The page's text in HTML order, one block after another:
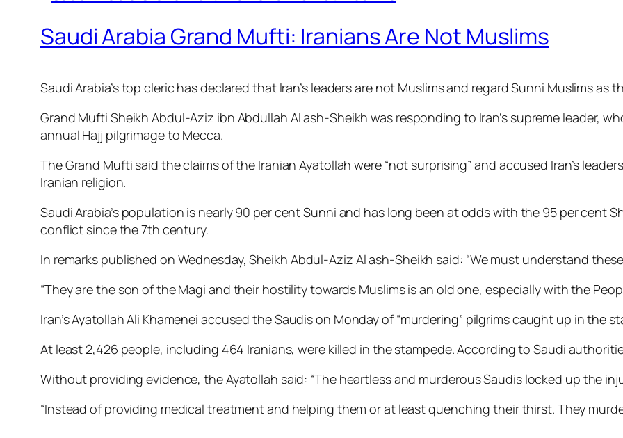
Saudi Arabia Grand Mufti: Iranians Are Not Muslims
Saudi Arabia’s top cleric has declared that Iran’s leaders are not Muslims and regard Sunni Muslims as
Grand Mufti Sheikh Abdul-Aziz ibn Abdullah Al ash-Sheikh was responding to Iran’s supreme leader,
annual Hajj pilgrimage to Mecca.
The Grand Mufti said the claims of the Iranian Ayatollah were “not surprising” and accused Iran’s
Iranian religion.
Saudi Arabia’s population is nearly 90 per cent Sunni and has long been at odds with the 95 per cent
conflict since the 7th century.
In remarks published on Wednesday, Sheikh Abdul-Aziz Al ash-Sheikh said: “We must understand
“They are the son of the Magi and their hostility towards Muslims is an old one, especially with the
Iran’s Ayatollah Ali Khamenei accused the Saudis on Monday of “murdering” pilgrims caught up in the
At least 2,426 people, including 464 Iranians, were killed in the stampede. According to Saudi
Without providing evidence, the Ayatollah said: “The heartless and murderous Saudis locked up the
“Instead of providing medical treatment and helping them or at least quenching their thirst. They